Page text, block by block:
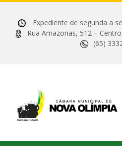
Expediente de segunda a
Rua Amazonas, 512 –
(65)